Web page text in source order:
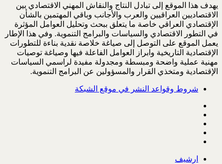
يهدف هذا الموقع إلى تبادل النتاج والنقاش المهني الاقتصادي بين
الاقتصاديين العراقيين والعرب والأجانب وباقي المهتمين بالشأن
الإقتصادي العراقي خاصة ما يتعلق ببحث وتحليل العوامل المؤثرة
في التطور الاقتصادي والسياسات والبرامج التنموية. وفي هذا الإطار
يعمل الموقع على التوصل إلى صياغة خلاصة نقدية بناءة للتطورات
الإقتصادية التاريخية وابراز العوامل الفاعلة فيها وصياغة توصيات
مهنية عملية واضحة ومبسطة ومجدولة مفيدة لراسمي السياسات
الإقتصادية ومتخذي القرار والمسؤولين عن البرامج التنموية.
شروط وقواعد النشر في موقع الشبكة
ارشيف